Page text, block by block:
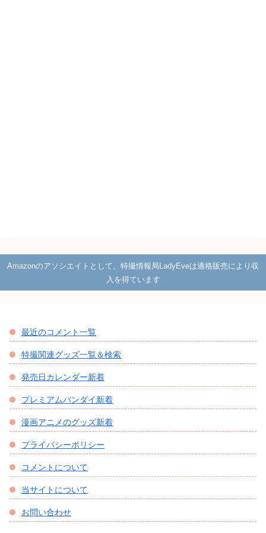
Amazonのアソシエイトとして、特撮情報局LadyEveは適格販売により収
入を得ています
最近のコメント一覧
特撮関連グッズ一覧＆検索
発売日カレンダー新着
プレミアムバンダイ新着
漫画アニメのグッズ新着
プライバシーポリシー
コメントについて
当サイトについて
お問い合わせ